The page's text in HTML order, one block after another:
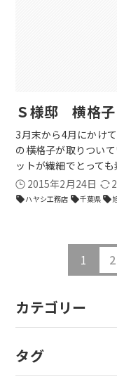
Ｓ様邸 横格子
3月末から4月にかけ
の横格子が取りつい
ットが繊細でとって
2015年2月24日
sellハヤシ工務店 sell千葉県 sell
1 2
カテゴリー
タグ